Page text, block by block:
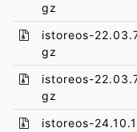
gz
istoreos-
gz
istoreos-
gz
istoreos-